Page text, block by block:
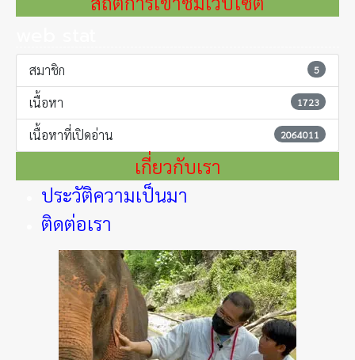
สมาชิก 5
เนื้อหา 1723
เนื้อหาที่เปิดอ่าน 2064011
เกี่ยวกับเรา
ประวัติความเป็นมา
ติดต่อเรา